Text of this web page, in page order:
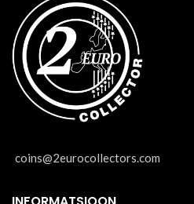
coins@2eurocollectors.com